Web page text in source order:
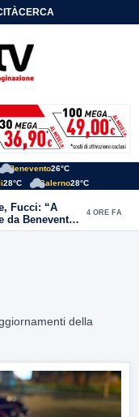
CERCA
Benevento26°C
28°C Salerno28°C
Fucci: “A
da Benevento
4 ORE FA
della